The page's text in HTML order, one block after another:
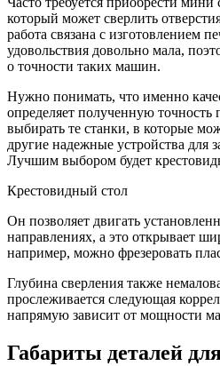
который может сверлить
работа связана с изготовлением
удовольствия довольно мала,
о точности таких машин.
Нужно понимать, что именно
определяет полученную
выбирать те станки, в которые
другие надежные устройства для
Лучшим выбором будет
Крестовидный стол
Он позволяет двигать
направлениях, а это открывает
например, можно фрезеровать
Глубина сверления также
прослеживается следующая
напрямую зависит от мощности
Габариты деталей